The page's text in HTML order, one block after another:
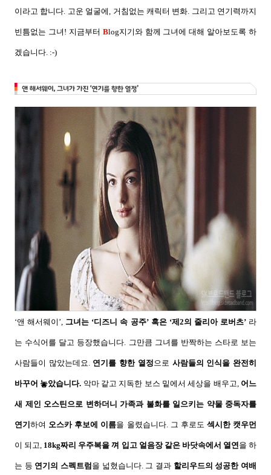
이라고 합니다. 고운 얼굴에, 거침없는 캐릭터 변화. 그리고 연기력까지
빈틈없는 그녀 ! 지금부터 Blog지기와 함께 그녀에 대해 알아보도록 하
겠습니다. :-)
‘앤 해서웨이 ’, 그녀는 ‘디즈니 속 공주’ 혹은 ‘제 2의 줄리아 로버츠’ 라
는 수식어를 달고 등장했습니다. 그만큼 그녀를 반짝하는 스타로 보는
사람들이 많았는데요. 연기를 향한 열정으로 사람들의 인식을 완전히
바꾸어 놓았습니다. 악마 같고 지독한 보스 밑에서 세상을 배우고, 어느
새 제인 오스틴으로 변하더니 가족과 불화를 일으키는 약물 중독자를
연기 하여 오스카 후보에 이름을 올렸습니다. 그 후로도 섹시한 캣우먼
이 되고, 18kg짜리 우주복을 껴 입고 얼음장 같은 바닷속에서 열연을 하
는 등 연기의 스펙트럼 을 넓혔습니다. 그 결과 할리우드의 성공한 여배